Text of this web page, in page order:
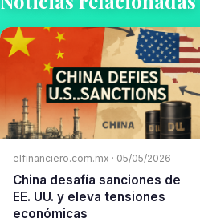
elfinanciero.com.mx · 05/05/2026
China desafía sanciones de
EE. UU. y eleva tensiones
económicas